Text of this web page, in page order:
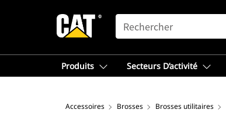
SEARCH
Produits Secteurs D’activité
Accessoires Brosses Brosses utilitaires